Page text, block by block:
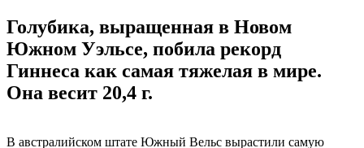
Голубика, выращенная в Новом
Южном Уэльсе, побила рекорд
Гиннеса как самая тяжелая в мире.
Она весит 20,4 г.
В австралийском штате Южный Вельс вырастили самую